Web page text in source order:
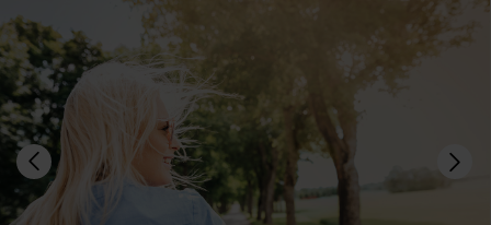
PRISFÖRFRÅGAN